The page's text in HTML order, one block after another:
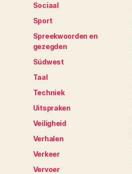
Sociaal
Sport
Spreekwoorden en
gezegden
Súdwest
Taal
Techniek
Uitspraken
Veiligheid
Verhalen
Verkeer
Vervoer